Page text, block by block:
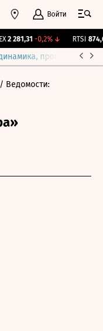
Войти
2 281,31 -0,2%↓ RTSI
прогнозы
/ Ведомости: